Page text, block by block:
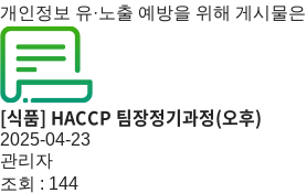
개인정보 유·노출 예방을 위해 게시물
[식품] HACCP 팀장정기과정(오후)
2025-04-23
관리자
조회 : 144